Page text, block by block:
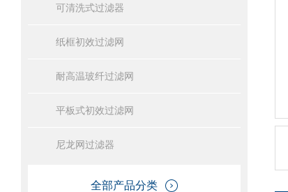
可清洗式过滤器
纸框初效过滤网
耐高温玻纤过滤网
平板式初效过滤网
尼龙网过滤器
全部产品分类